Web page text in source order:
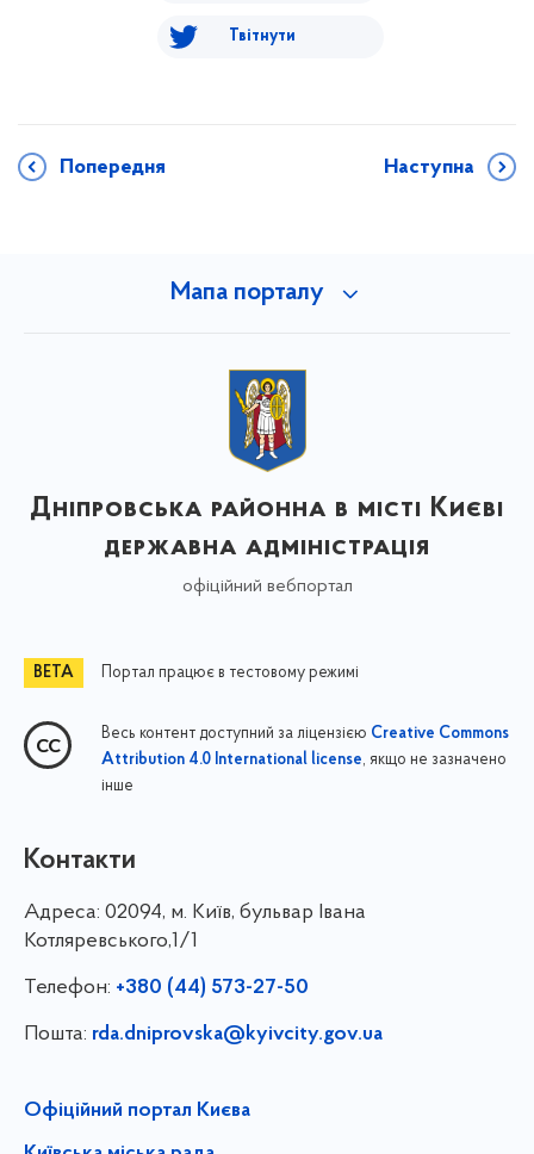
Твітнути
Попередня Наступна
Мапа порталу
Дніпровська районна в місті Києві
державна адміністрація
офіційний вебпортал
Портал працює в тестовому режимі
Весь контент доступний за ліцензією Creative Commons
Attribution 4.0 International license, якщо не зазначено
інше
Контакти
Адреса: 02094, м. Київ, бульвар Івана
Котляревського,1/1
Телефон: +380 (44) 573-27-50
Пошта: rda.dniprovska@kyivcity.gov.ua
Офіційний портал Києва